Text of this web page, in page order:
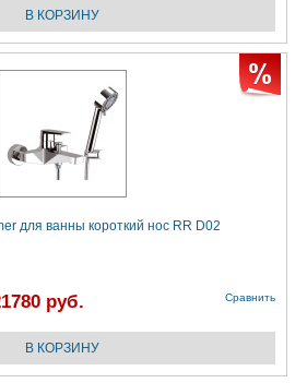
для ванны короткий нос RR D02
руб. Сравнить